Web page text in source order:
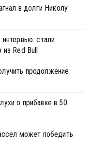
в долги Николу
стали
из Red Bull
продолжение
о прибавке в 50
может победить